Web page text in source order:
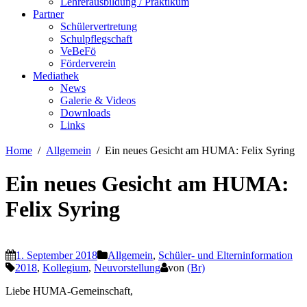
Partner
Schülervertretung
Schulpflegschaft
VeBeFö
Förderverein
Mediathek
News
Galerie & Videos
Downloads
Links
Home Allgemein Ein neues Gesicht am HUMA: Felix Syring
Ein neues Gesicht am HUMA:
Felix Syring
1. September 2018 Allgemein, Schüler- und Elterninformation
2018, Kollegium, Neuvorstellung von (Br)
Liebe HUMA-Gemeinschaft,